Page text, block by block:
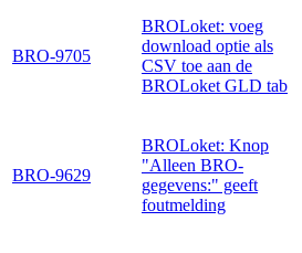
BRO-9705
BROLoket: voeg
download optie als
CSV toe aan de
BROLoket GLD tab
BRO-9629
BROLoket: Knop
"Alleen BRO-
gegevens:" geeft
foutmelding